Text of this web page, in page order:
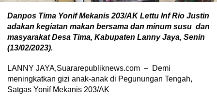
Danpos Tima Yonif Mekanis 203/AK Lettu Inf Rio Justin
adakan kegiatan makan bersama dan minum susu dan
masyarakat Desa Tima, Kabupaten Lanny Jaya, Senin
(13/02/2023).
LANNY JAYA,Suararepubliknews.com – Demi
meningkatkan gizi anak-anak di Pegunungan Tengah,
Satgas Yonif Mekanis 203/AK